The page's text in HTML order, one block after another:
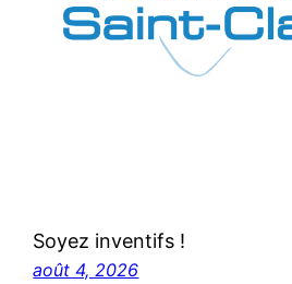
Soyez inventifs !
août 4, 2026